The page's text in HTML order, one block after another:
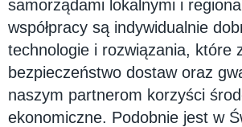
samorządami lokalnymi i
współpracy są indywidualnie
technologie i rozwiązania, które
bezpieczeństwo dostaw oraz
naszym partnerom korzyści
ekonomiczne. Podobnie jest w